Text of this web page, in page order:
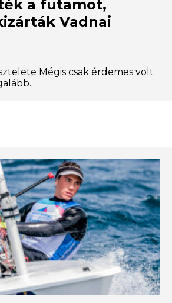
a futamot,
Vadnai
Mégis csak érdemes volt